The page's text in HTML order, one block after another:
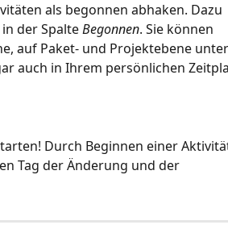
als begonnen abhaken. Dazu
der Spalte Begonnen. Sie können
auf Paket- und Projektebene unter
auch in Ihrem persönlichen
Durch Beginnen einer
Tag der Änderung und der